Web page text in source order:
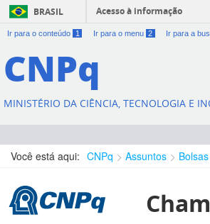
BRASIL Acesso à informação
Ir para o conteúdo 1 Ir para o menu 2 Ir para a
CNPq
MINISTÉRIO DA CIÊNCIA, TECNOLOGIA E
Você está aqui: CNPq Assuntos